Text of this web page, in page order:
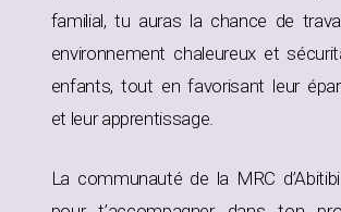
familial, tu auras la chance de
environnement chaleureux et
enfants, tout en favorisant leur
et leur apprentissage.
La communauté de la MRC